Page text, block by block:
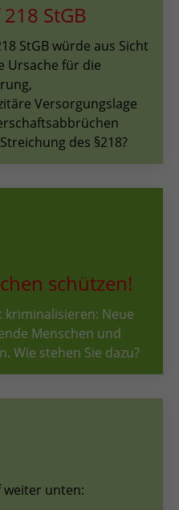
StGB
StGB würde aus Sicht
Ursache für die
Versorgungslage
des §218?
schützen!
kriminalisieren: Neue
Menschen und
Wie stehen Sie dazu?
weiter unten: